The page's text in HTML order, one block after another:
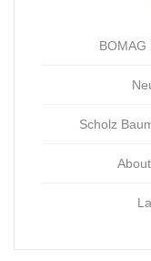
Scholz